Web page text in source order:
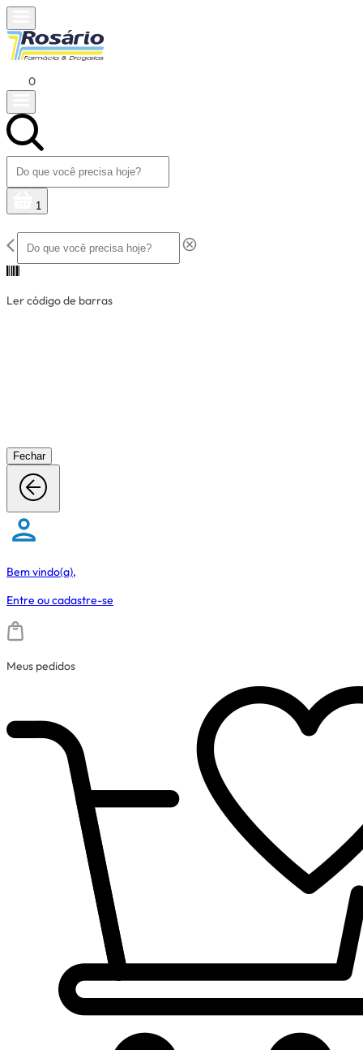
0
1
Ler código de barras
Fechar
Bem vindo(a),
Entre oucadastre-se
Meus pedidos